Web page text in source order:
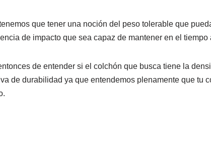
que tener una noción del peso tolerable que
de impacto que sea capaz de mantener en el tiempo
de entender si el colchón que busca tiene la
de durabilidad ya que entendemos plenamente que tu